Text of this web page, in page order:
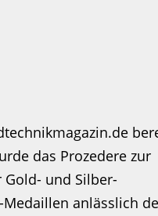
das Prozedere zur
Gold- und Silber-
anlässlich